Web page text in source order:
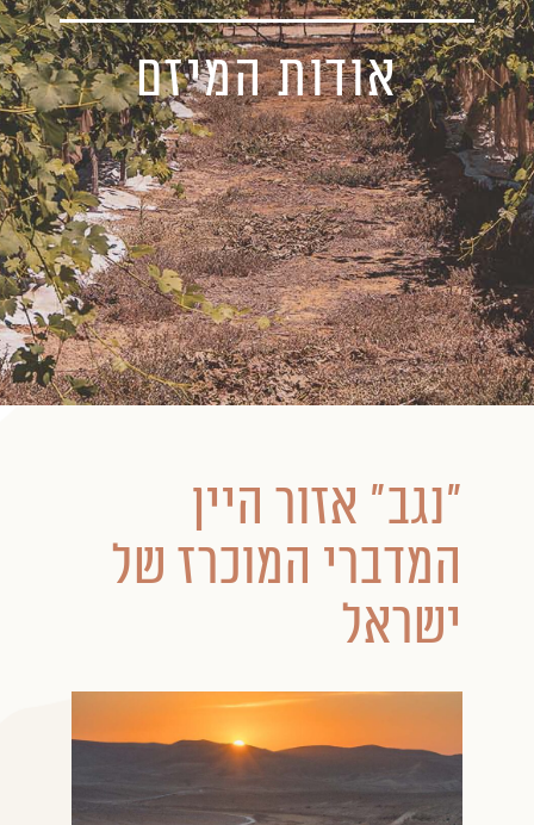
אודות המיזם
״נגב״ אזור היין
המדברי המוכרז של
ישראל